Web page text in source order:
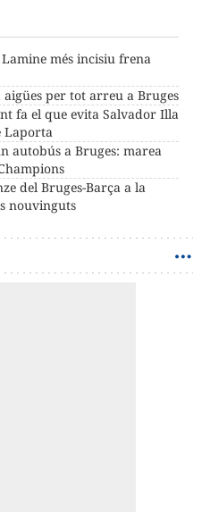
més incisiu frena
per tot arreu a Bruges
fa el que evita Salvador Illa
Laporta
autobús a Bruges: marea
del Bruges-Barça a la
nouvinguts